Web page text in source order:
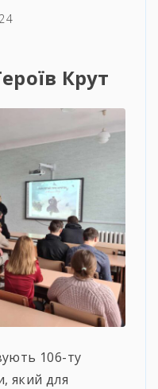
Крут
106-ту
який для